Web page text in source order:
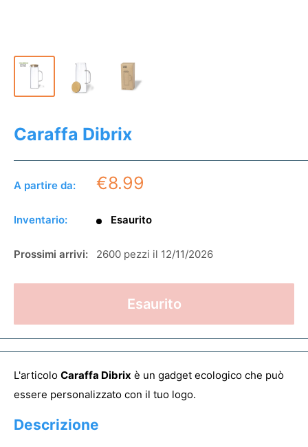
Caraffa Dibrix
A partire da: €8.99
Inventario: Esaurito
Prossimi arrivi: 2600 pezzi il 12/11/2026
Esaurito
L'articolo Caraffa Dibrix è un gadget ecologico che può
essere personalizzato con il tuo logo.
Descrizione